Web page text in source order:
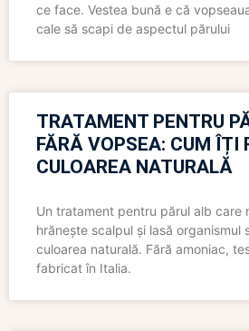
ce face. Vestea bună e că
cale să scapi de aspectul părului
TRATAMENT PENTRU
FĂRĂ VOPSEA: CUM ÎȚI
CULOAREA NATURALĂ
Un tratament pentru părul alb care
hrănește scalpul și lasă organismul
culoarea naturală. Fără amoniac,
fabricat în Italia.